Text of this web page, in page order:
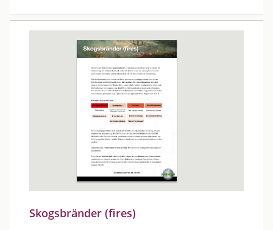
Skogsbränder (fires)